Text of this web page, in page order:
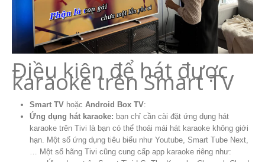
Điều kiện để hát được
karaoke trên Smart TV
Smart TVhoặc Android Box TV:
Ứng dụng hát karaoke: bạn chỉ cần cài đặt ứng dụng hát
karaoke trên Tivi là bạn có thể thoải mái hát karaoke không giới
hạn. Một số ứng dụng tiêu biểu như Youtube, Smart Tube Next,
… Một số hãng Tivi cũng cung cấp app karaoke riêng như: